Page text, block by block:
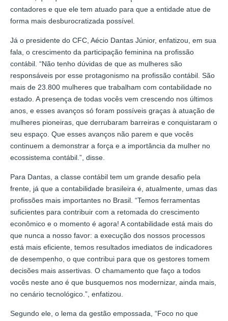
contadores e que ele tem atuado para que a entidade atue de
forma mais desburocratizada possível.
Já o presidente do CFC, Aécio Dantas Júnior, enfatizou, em sua
fala, o crescimento da participação feminina na profissão
contábil. “Não tenho dúvidas de que as mulheres são
responsáveis por esse protagonismo na profissão contábil. São
mais de 23.800 mulheres que trabalham com contabilidade no
estado. A presença de todas vocês vem crescendo nos últimos
anos, e esses avanços só foram possíveis graças à atuação de
mulheres pioneiras, que derrubaram barreiras e conquistaram o
seu espaço. Que esses avanços não parem e que vocês
continuem a demonstrar a força e a importância da mulher no
ecossistema contábil.”, disse.
Para Dantas, a classe contábil tem um grande desafio pela
frente, já que a contabilidade brasileira é, atualmente, umas das
profissões mais importantes no Brasil. “Temos ferramentas
suficientes para contribuir com a retomada do crescimento
econômico e o momento é agora! A contabilidade está mais do
que nunca a nosso favor: a execução dos nossos processos
está mais eficiente, temos resultados imediatos de indicadores
de desempenho, o que contribui para que os gestores tomem
decisões mais assertivas. O chamamento que faço a todos
vocês neste ano é que busquemos nos modernizar, ainda mais,
no cenário tecnológico.”, enfatizou.
Segundo ele, o lema da gestão empossada, “Foco no que